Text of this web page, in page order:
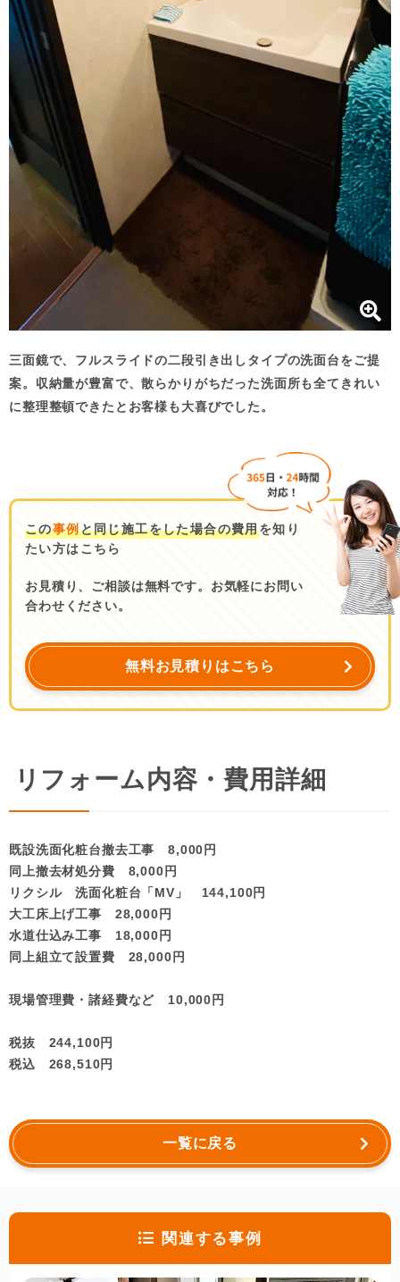
三面鏡で、フルスライドの二段引き出しタイプの洗面台をご提
案。収納量が豊富で、散らかりがちだった洗面所も全てきれい
に整理整頓できたとお客様も大喜びでした。
この事例と同じ施工をした場合の費用を知り
たい方はこちら
お見積り、ご相談は無料です。お気軽にお問い
合わせください。
無料お見積りはこちら
リフォーム内容・費用詳細
既設洗面化粧台撤去工事 8,000円
同上撤去材処分費 8,000円
リクシル 洗面化粧台「MV」 144,100円
大工床上げ工事 28,000円
水道仕込み工事 18,000円
同上組立て設置費 28,000円
現場管理費・諸経費など 10,000円
税抜 244,100円
税込 268,510円
一覧に戻る
関連する事例